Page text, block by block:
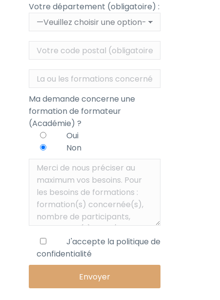
Votre département (obligatoire) :
Ma demande concerne une
formation de formateur
(Académie) ?
Oui
Non
J'accepte la politique de
confidentialité